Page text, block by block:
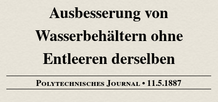
Ausbesserung von
Wasserbehältern ohne
Entleeren derselben
Polytechnisches Journal• 11.5.1887